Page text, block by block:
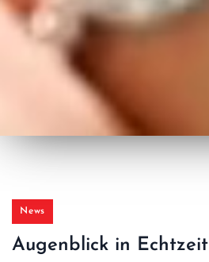
News
Augenblick in Echtzeit